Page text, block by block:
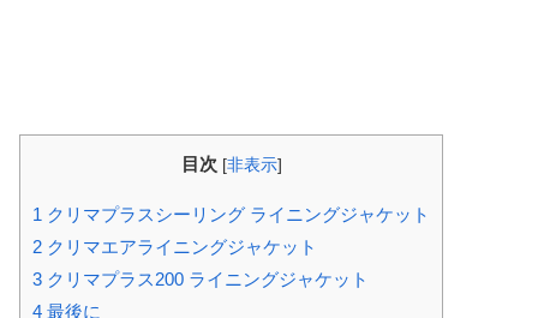
目次 [非表示]
1 クリマプラスシーリング ライニングジャケット
2 クリマエアライニングジャケット
3 クリマプラス200 ライニングジャケット
4 最後に